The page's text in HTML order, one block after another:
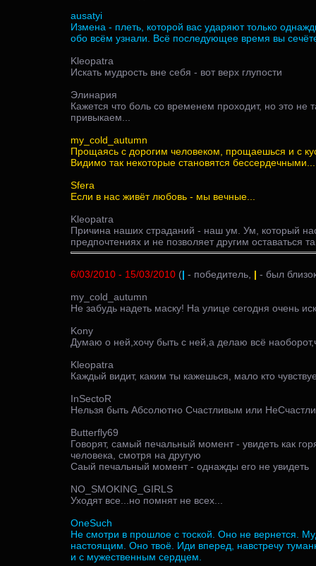
ausatyi
Измена - плеть, которой вас ударяют только
обо всём узнали. Всё последующее время вы
Kleopatra
Искать мудрость вне себя - вот верх глупости
Элинария
Кажется что боль со временем проходит, но это не
привыкаем...
my_cold_autumn
Прощаясь с дорогим человеком, прощаешься и с
Видимо так некоторые становятся бессердечными...
Sfera
Если в нас живёт любовь - мы вечные...
Kleopatra
Причина наших страданий - наш ум. Ум, который
предпочтениях и не позволяет другим оставаться
6/03/2010 - 15/03/2010 (| - победитель, | - был
my_cold_autumn
Не забудь надеть маску! На улице сегодня очень
Kony
Думаю о ней,хочу быть с ней,а делаю всё
Kleopatra
Каждый видит, каким ты кажешься, мало кто
InSectoR
Нельзя быть Абсолютно Счастливым или
Butterfly69
Говорят, самый печальный момент - увидеть как
человека, смотря на другую
Саый печальный момент - однажды его не увидеть
NO_SMOKING_GIRLS
Уходят все...но помнят не всех...
OneSuch
Не смотри в прошлое с тоской. Оно не вернется.
настоящим. Оно твоё. Иди вперед, навстречу
и с мужественным сердцем.